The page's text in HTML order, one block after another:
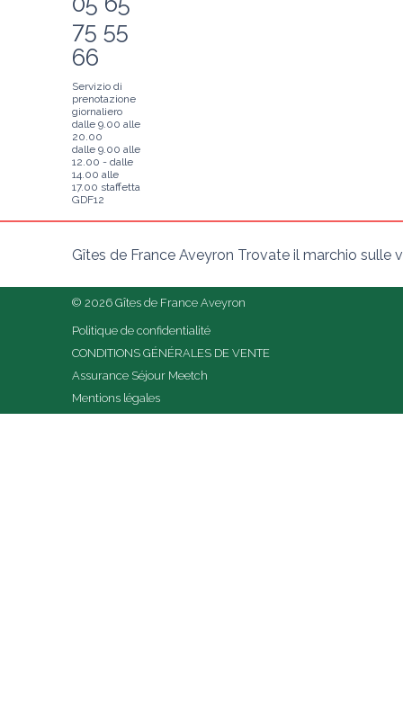
75 55
66
Servizio di
prenotazione
giornaliero
dalle 9.00 alle
20.00
dalle 9.00 alle
12.00 - dalle
14.00 alle
17.00 staffetta
GDF12
Gîtes de France Aveyron Trovate il marchio sulle
© 2026 Gîtes de France Aveyron
Politique de confidentialité
CONDITIONS GÉNÉRALES DE VENTE
Assurance Séjour Meetch
Mentions légales